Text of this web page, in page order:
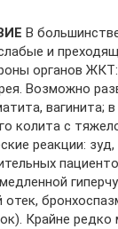
В
и
органов
Возможно
вагинита;
колита с
реакции:
отек,
Крайне